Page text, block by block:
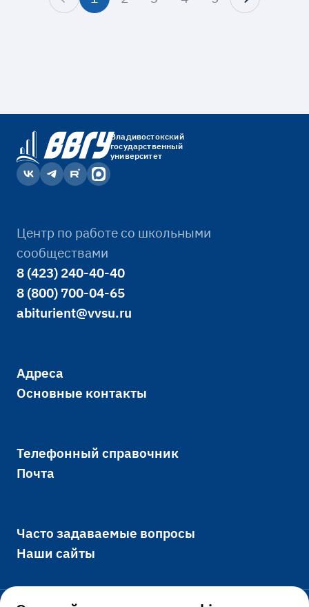
Владивостокский
государственный
университет
Центр по работе со школьными
сообществами
8 (423) 240-40-40
8 (800) 700-04-65
abiturient@vvsu.ru
Адреса
Основные контакты
Телефонный справочник
Почта
Часто задаваемые вопросы
Наши сайты